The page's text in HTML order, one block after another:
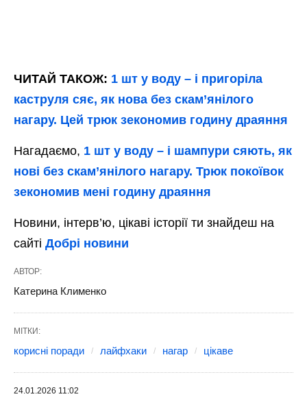
ЧИТАЙ ТАКОЖ: 1 шт у воду – і пригоріла
каструля сяє, як нова без скам’янілого
нагару. Цей трюк зекономив годину драяння
Нагадаємо, 1 шт у воду – і шампури сяють, як
нові без скам’янілого нагару. Трюк покоївок
зекономив мені годину драяння
Новини, інтерв’ю, цікаві історії ти знайдеш на
сайті Добрі новини
АВТОР:
Катерина Клименко
МІТКИ:
корисні поради лайфхаки нагар цікаве
24.01.2026 11:02